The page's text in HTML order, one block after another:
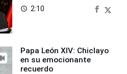
access_time 2:10
Papa León XIV: Chiclayo
en su emocionante
recuerdo